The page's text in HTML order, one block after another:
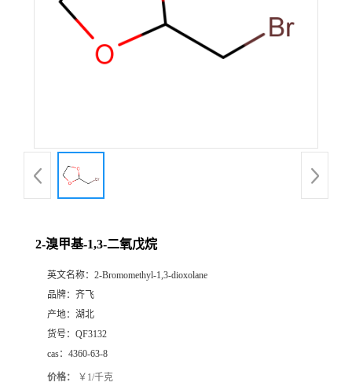
品
2-溴甲基-1,3-二氧戊烷
英文名称： 2-Bromomethyl-1,3-dioxolane
品牌： 齐飞
产地： 湖北
货号： QF3132
cas： 4360-63-8
价格： ￥1/千克